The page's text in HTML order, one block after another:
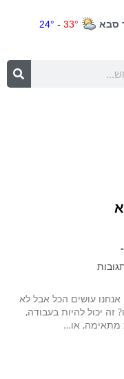
עושים הכל אבל לא
יכול להיות בעבודה,
מתאימה, או…